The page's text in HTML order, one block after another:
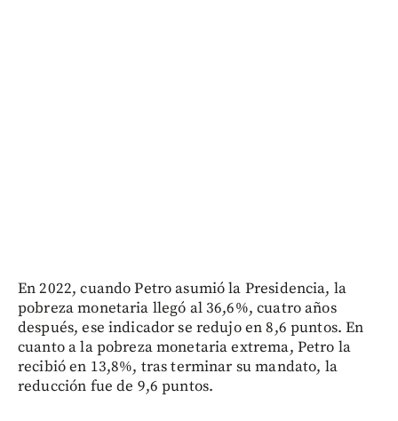
En 2022, cuando Petro asumió la Presidencia, la
pobreza monetaria llegó al 36,6%, cuatro años
después, ese indicador se redujo en 8,6 puntos. En
cuanto a la pobreza monetaria extrema, Petro la
recibió en 13,8%, tras terminar su mandato, la
reducción fue de 9,6 puntos.